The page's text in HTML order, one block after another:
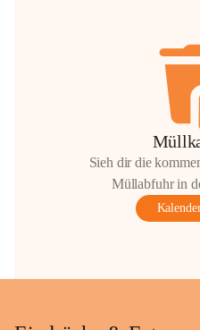
Sieh dir die
Müllabfuhr in